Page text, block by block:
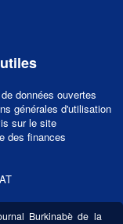
données ouvertes
générales d'utilisation
sur le site
des finances
Burkinabè de la